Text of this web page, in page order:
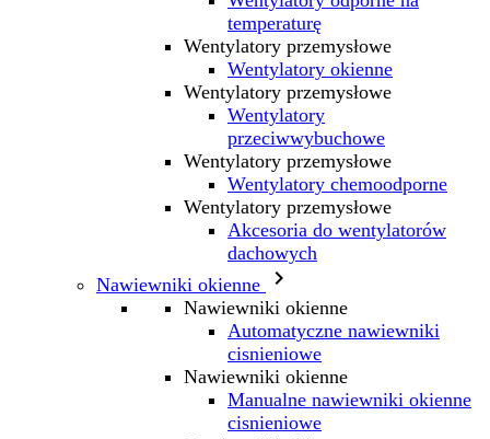
temperaturę
Wentylatory przemysłowe
Wentylatory okienne
Wentylatory przemysłowe
Wentylatory
przeciwwybuchowe
Wentylatory przemysłowe
Wentylatory chemoodporne
Wentylatory przemysłowe
Akcesoria do wentylatorów
dachowych
Nawiewniki okienne

Nawiewniki okienne
Automatyczne nawiewniki
cisnieniowe
Nawiewniki okienne
Manualne nawiewniki okienne
cisnieniowe